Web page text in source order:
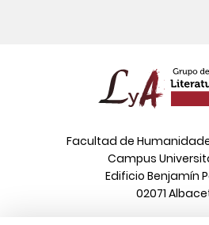
Facultad de
Campus
Edificio Benjamín
02071